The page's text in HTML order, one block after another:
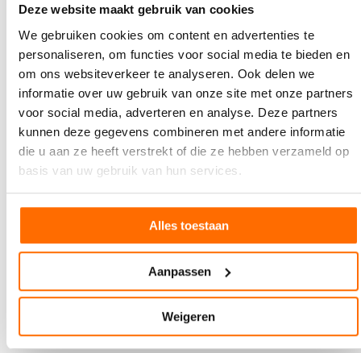
Deze website maakt gebruik van cookies
We gebruiken cookies om content en advertenties te
personaliseren, om functies voor social media te bieden en
om ons websiteverkeer te analyseren. Ook delen we
informatie over uw gebruik van onze site met onze partners
voor social media, adverteren en analyse. Deze partners
kunnen deze gegevens combineren met andere informatie
die u aan ze heeft verstrekt of die ze hebben verzameld op
basis van uw gebruik van hun services.
Alles toestaan
Aanpassen
Weigeren
printbed passen, gericht op in objectprinten gespecialiseerde
drukkerijen. Deze bedrijven werken vooral voor de
relatiegeschenkenbranche.
Drukken vanaf rollen textieldoek: Durst liet de P5 TEX iSUB zien,